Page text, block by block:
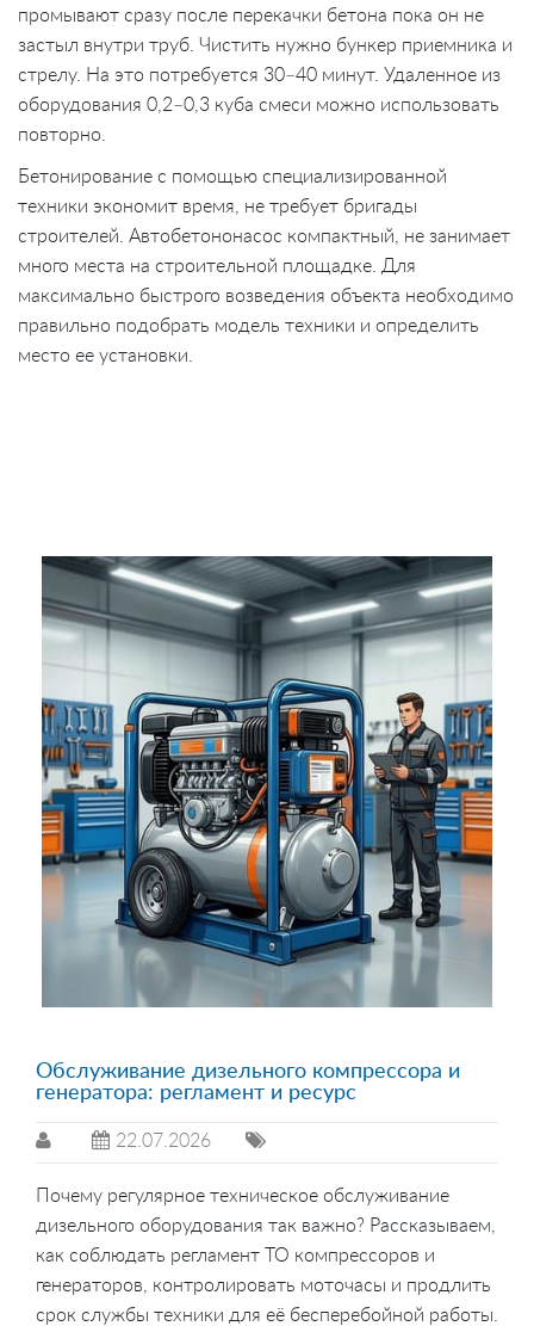
промывают сразу после перекачки бетона пока он не
застыл внутри труб. Чистить нужно бункер приемника и
стрелу. На это потребуется 30–40 минут. Удаленное из
оборудования 0,2–0,3 куба смеси можно использовать
повторно.
Бетонирование с помощью специализированной
техники экономит время, не требует бригады
строителей. Автобетононасос компактный, не занимает
много места на строительной площадке. Для
максимально быстрого возведения объекта необходимо
правильно подобрать модель техники и определить
место ее установки.
Обслуживание дизельного компрессора и
генератора: регламент и ресурс
22.07.2026
Почему регулярное техническое обслуживание
дизельного оборудования так важно? Рассказываем,
как соблюдать регламент ТО компрессоров и
генераторов, контролировать моточасы и продлить
срок службы техники для её бесперебойной работы.